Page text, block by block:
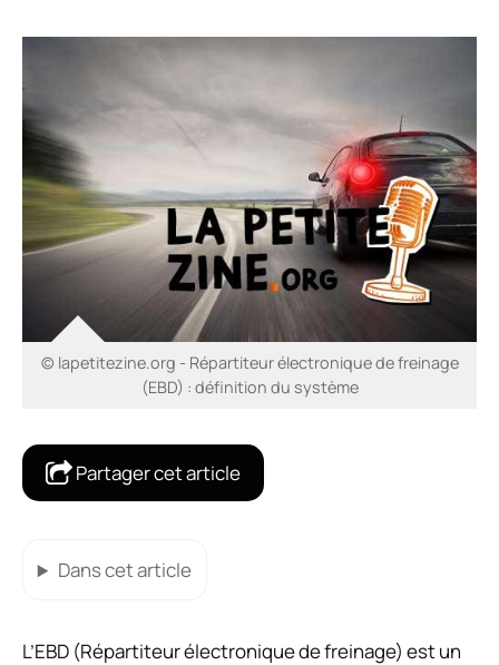
© lapetitezine.org - Répartiteur électronique de freinage
(EBD) : définition du système
Partager cet article
Dans cet article
L’EBD (Répartiteur électronique de freinage) est un